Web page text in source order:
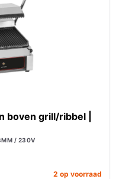
boven grill/ribbel |
/ 230V
2 op voorraad